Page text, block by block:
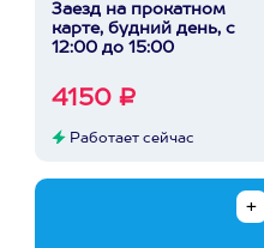
Заезд на прокатном
карте, будний день, с
12:00 до 15:00
4150 ₽
Работает сейчас